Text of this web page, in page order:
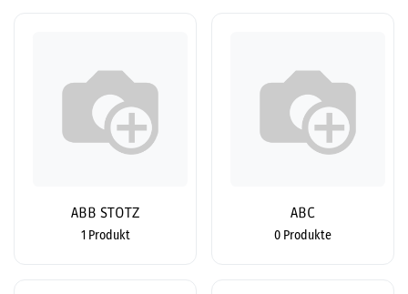
ABB STOTZ
1 Produkt
ABC
0 Produkte